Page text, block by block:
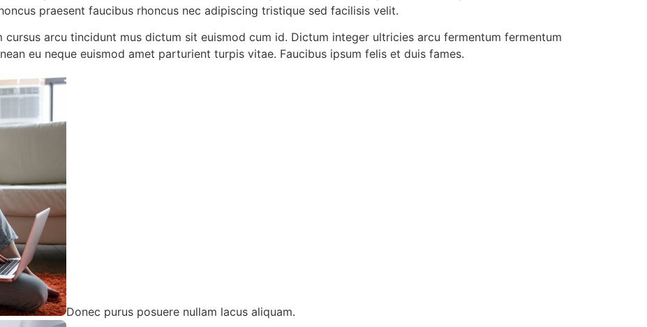
praesent faucibus rhoncus nec adipiscing tristique sed facilisis velit.
arcu tincidunt mus dictum sit euismod cum id. Dictum integer ultricies arcu fermentum fermentum
eu neque euismod amet parturient turpis vitae. Faucibus ipsum felis et duis fames.
Donec purus posuere nullam lacus aliquam.